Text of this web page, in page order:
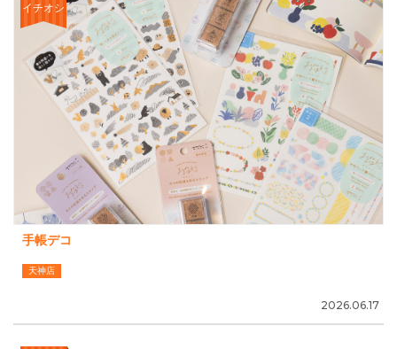
イチオシ
手帳デコ
天神店
2026.06.17